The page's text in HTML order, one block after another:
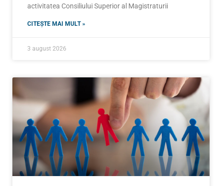
activitatea Consiliului Superior al Magistraturii
CITEȘTE MAI MULT »
3 august 2026